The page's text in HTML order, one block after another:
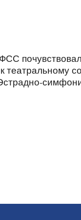
театральному